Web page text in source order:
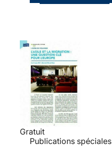
Gratuit
Publications spéciales